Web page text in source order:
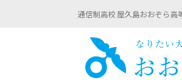
通信制高校 屋久島おおぞら高